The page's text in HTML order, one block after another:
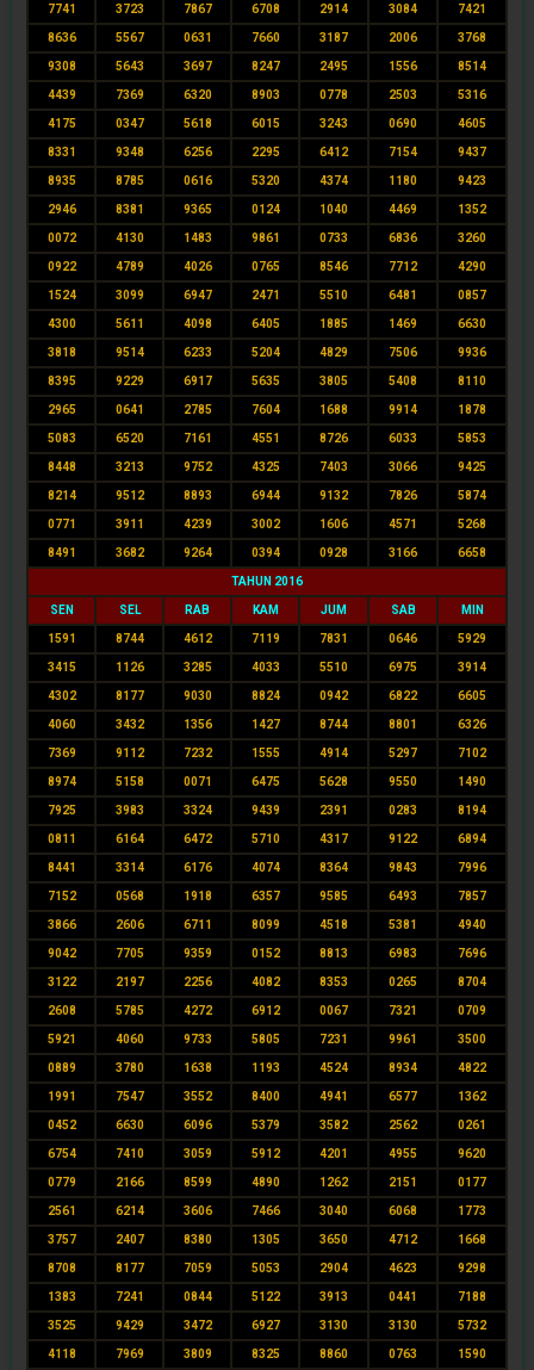
7741 3723 7867 6708 2914 3084 7421
8636 5567 0631 7660 3187 2006 3768
9308 5643 3697 8247 2495 1556 8514
4439 7369 6320 8903 0778 2503 5316
4175 0347 5618 6015 3243 0690 4605
8331 9348 6256 2295 6412 7154 9437
8935 8785 0616 5320 4374 1180 9423
2946 8381 9365 0124 1040 4469 1352
0072 4130 1483 9861 0733 6836 3260
0922 4789 4026 0765 8546 7712 4290
1524 3099 6947 2471 5510 6481 0857
4300 5611 4098 6405 1885 1469 6630
3818 9514 6233 5204 4829 7506 9936
8395 9229 6917 5635 3805 5408 8110
2965 0641 2785 7604 1688 9914 1878
5083 6520 7161 4551 8726 6033 5853
8448 3213 9752 4325 7403 3066 9425
8214 9512 8893 6944 9132 7826 5874
0771 3911 4239 3002 1606 4571 5268
8491 3682 9264 0394 0928 3166 6658
TAHUN 2016
SEN SEL RAB KAM JUM SAB MIN
1591 8744 4612 7119 7831 0646 5929
3415 1126 3285 4033 5510 6975 3914
4302 8177 9030 8824 0942 6822 6605
4060 3432 1356 1427 8744 8801 6326
7369 9112 7232 1555 4914 5297 7102
8974 5158 0071 6475 5628 9550 1490
7925 3983 3324 9439 2391 0283 8194
0811 6164 6472 5710 4317 9122 6894
8441 3314 6176 4074 8364 9843 7996
7152 0568 1918 6357 9585 6493 7857
3866 2606 6711 8099 4518 5381 4940
9042 7705 9359 0152 8813 6983 7696
3122 2197 2256 4082 8353 0265 8704
2608 5785 4272 6912 0067 7321 0709
5921 4060 9733 5805 7231 9961 3500
0889 3780 1638 1193 4524 8934 4822
1991 7547 3552 8400 4941 6577 1362
0452 6630 6096 5379 3582 2562 0261
6754 7410 3059 5912 4201 4955 9620
0779 2166 8599 4890 1262 2151 0177
2561 6214 3606 7466 3040 6068 1773
3757 2407 8380 1305 3650 4712 1668
8708 8177 7059 5053 2904 4623 9298
1383 7241 0844 5122 3913 0441 7188
3525 9429 3472 6927 3130 3130 5732
4118 7969 3809 8325 8860 0763 1590